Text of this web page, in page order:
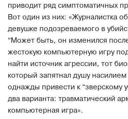
приводит ряд симптоматичных
Вот один из них: «Журналистка
девушке подозреваемого в
“Может быть, он изменился
жестокую компьютерную игру
найти источник агрессии, тот
который запятнал душу
однажды привести к “зверскому
два варианта: травматический
компьютерная игра».